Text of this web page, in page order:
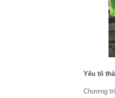
Yếu tố
Chương